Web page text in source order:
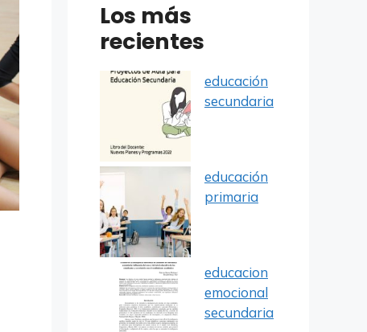
Los más
recientes
educación
secundaria
educación
primaria
educacion
emocional
secundaria